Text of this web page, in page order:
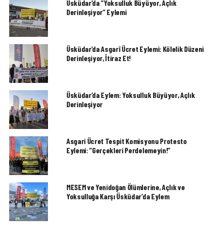
Üsküdar’da “Yoksulluk Büyüyor, Açlık
Derinleşiyor” Eylemi
Üsküdar’da Asgarî Ücret Eylemi: Kölelik Düzeni
Derinleşiyor, İtiraz Et!
Üsküdar’da Eylem: Yoksulluk Büyüyor, Açlık
Derinleşiyor
Asgari Ücret Tespit Komisyonu Protesto
Eylemi: “Gerçekleri Perdelemeyin!”
MESEM ve Yenidoğan Ölümlerine, Açlık ve
Yoksulluğa Karşı Üsküdar’da Eylem